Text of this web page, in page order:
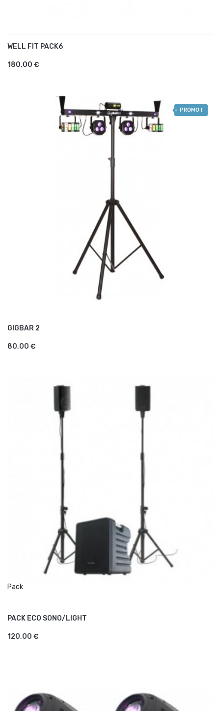
WELL FIT PACK6
180,00 €
PROMO !
GIGBAR 2
80,00 €
Pack
PACK ECO SONO/LIGHT
120,00 €